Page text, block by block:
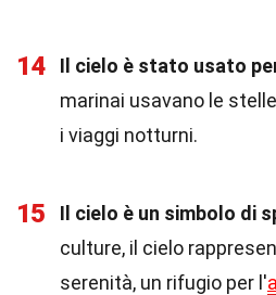
14 Il cielo è stato usato
marinai usavano le
i viaggi notturni.
15 Il cielo è un simbolo di
culture, il cielo
serenità, un rifugio per l'